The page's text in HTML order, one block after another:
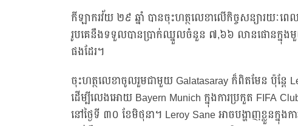
កីឡាករវ័យ ២៩ ឆ្នាំ បានចុះហត្ថលេខាលើកិច្ចសន្យារយៈព
រូបគេនឹងទទួលបានប្រាក់ឈ្នួលចំនួន ៧,៦៦ លានផោនក្នុងមួយឆ្
ផងដែរ។
ចុះហត្ថលេខាចូលរួមជាមួយ Galatasaray ក៏ពិតមែន ប៉ុន្តែ
ដើម្បីលេងអោយ Bayern Munich ក្នុងការប្រកួត FIFA
នៅថ្ងៃទី ៣០ ខែមិថុនា។ Leroy Sane អាចបង្ហាញខ្លួនក្នុ